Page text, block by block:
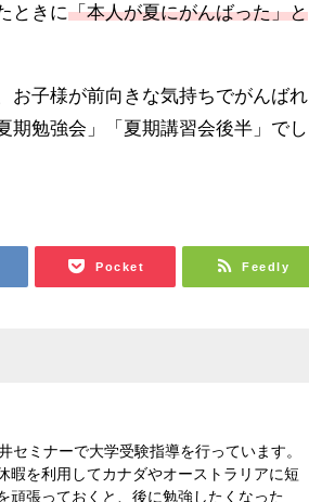
ときに「本人が夏にがんばった」と
お子様が前向きな気持ちでがんばれ
期勉強会」「夏期講習会後半」でし
Pocket Feedly
セミナーで大学受験指導を行っています。
暇を利用してカナダやオーストラリアに短
頑張っておくと、後に勉強したくなった